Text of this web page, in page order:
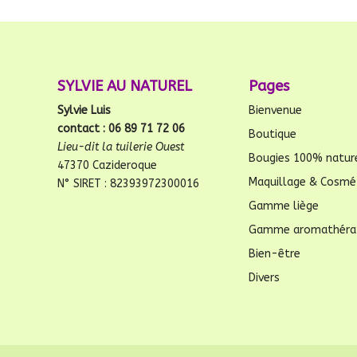
SYLVIE AU NATUREL
Sylvie Luis
contact : 06 89 71 72 06
Lieu-dit la tuilerie Ouest
47370 Cazideroque
N° SIRET : 82393972300016
Pages
Bienvenue
Boutique
Bougies 100%
Maquillage &
Gamme liège
Gamme
Bien-être
Divers